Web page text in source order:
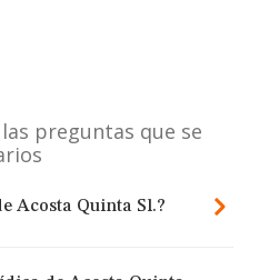
preguntas que se
Acosta Quinta Sl.?